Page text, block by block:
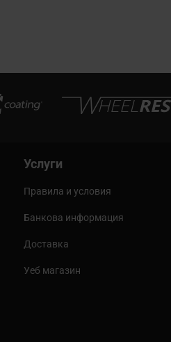
Услуги
Правила и условия
Банкова информация
Доставка
Уеб магазин